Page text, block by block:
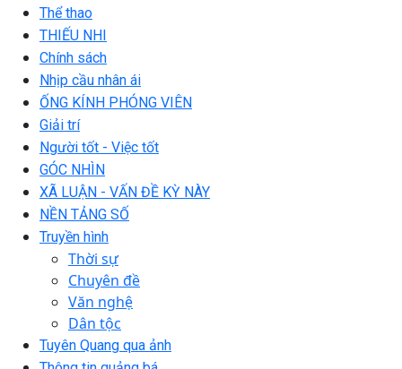
Thể thao
THIẾU NHI
Chính sách
Nhịp cầu nhân ái
ỐNG KÍNH PHÓNG VIÊN
Giải trí
Người tốt - Việc tốt
GÓC NHÌN
XÃ LUẬN - VẤN ĐỀ KỲ NÀY
NỀN TẢNG SỐ
Truyền hình
Thời sự
Chuyên đề
Văn nghệ
Dân tộc
Tuyên Quang qua ảnh